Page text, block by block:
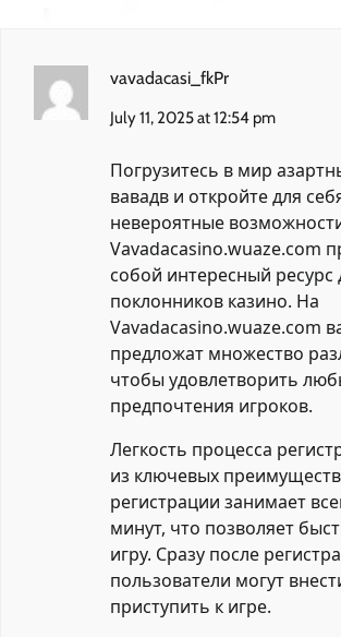
vavadacasi_fkPr
July 11, 2025 at 12:54 pm
Погрузитесь в мир
вавадв и откройте для
невероятные
Vavadacasino.wuaze.com
собой интересный ресурс
поклонников казино. На
Vavadacasino.wuaze.com
предложат множество
чтобы удовлетворить
предпочтения игроков.
Легкость процесса
из ключевых
регистрации занимает
минут, что позволяет
игру. Сразу после
пользователи могут
приступить к игре.